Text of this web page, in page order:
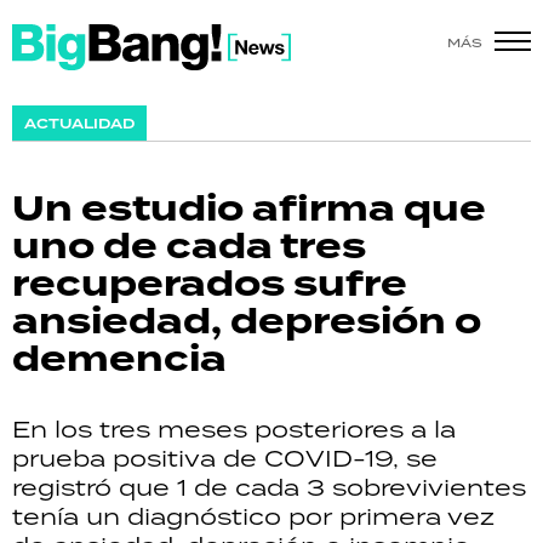
MÁS
ACTUALIDAD
Un estudio afirma que
uno de cada tres
recuperados sufre
ansiedad, depresión o
demencia
En los tres meses posteriores a la
prueba positiva de COVID-19, se
registró que 1 de cada 3 sobrevivientes
tenía un diagnóstico por primera vez
SHOW
ACTUALIDAD
POLICIALES
ECONOMÍA
SALUD
DEPORTES